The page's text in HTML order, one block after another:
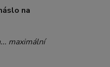
na
maximální